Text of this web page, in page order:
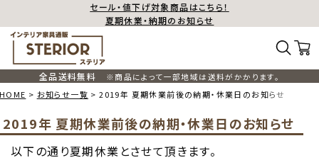
セール・値下げ対象商品はこちら！
夏期休業・納期のお知らせ
全品送料無料
※商品によって一部地域は送料がかかります。
お知らせ一覧 2019年 夏期休業前後の納期・休業日のお知らせ
2019年 夏期休業前後の納期・休業日のお知らせ
以下の通り夏期休業とさせて頂きます。